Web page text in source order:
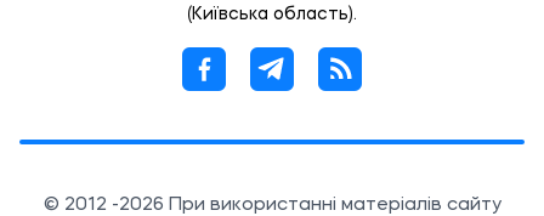
(Київська область).
© 2012 -2026 При використанні матеріалів сайту